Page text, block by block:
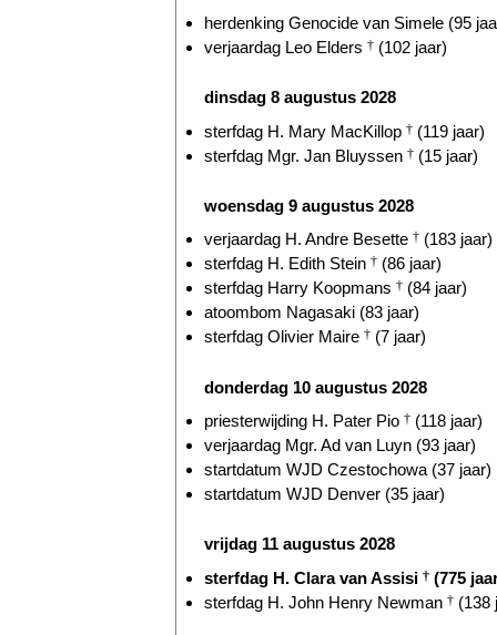
herdenking Genocide van Simele (95
verjaardag Leo Elders † (102 jaar)
dinsdag 8 augustus 2028
sterfdag H. Mary MacKillop † (119 jaar)
sterfdag Mgr. Jan Bluyssen † (15 jaar)
woensdag 9 augustus 2028
verjaardag H. Andre Besette † (183 jaar)
sterfdag H. Edith Stein † (86 jaar)
sterfdag Harry Koopmans † (84 jaar)
atoombom Nagasaki (83 jaar)
sterfdag Olivier Maire † (7 jaar)
donderdag 10 augustus 2028
priesterwijding H. Pater Pio † (118 jaar)
verjaardag Mgr. Ad van Luyn (93 jaar)
startdatum WJD Czestochowa (37 jaar)
startdatum WJD Denver (35 jaar)
vrijdag 11 augustus 2028
sterfdag H. Clara van Assisi † (775
sterfdag H. John Henry Newman † (138